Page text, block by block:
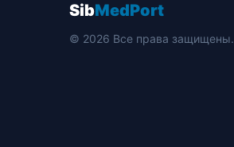
SibMedPort
© 2026 Все права защищены.